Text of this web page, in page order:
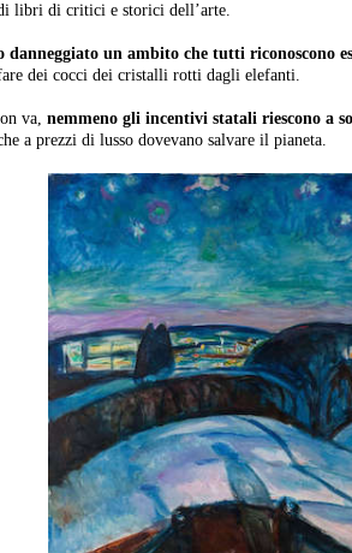
libri di critici e storici dell’arte.
danneggiato un ambito che tutti riconoscono
dei cocci dei cristalli rotti dagli elefanti.
va, nemmeno gli incentivi statali riescono a
a prezzi di lusso dovevano salvare il pianeta.